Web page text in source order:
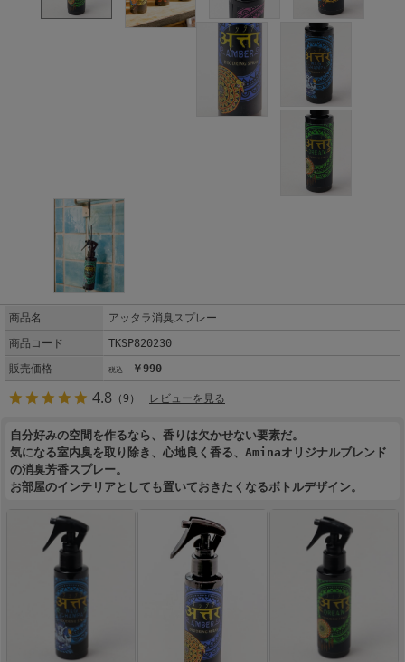
商品名
アッタラ消臭スプレー
商品コード
TKSP820230
販売価格
￥990
4.8 （9） レビューを見る
自分好みの空間を作るなら、香りは欠かせない要素だ。
気になる室内臭を取り除き、心地良く香る、Aminaオリジナルブレンド
の消臭芳香スプレー。
お部屋のインテリアとしても置いておきたくなるボトルデザイン。